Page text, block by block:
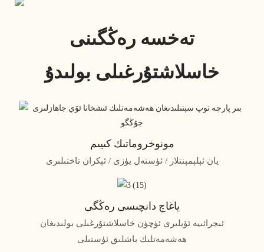
تەخسە رەڭگىنى
خاسلاشتۇرغىلى بولىدۇ
مونوخروماتىك كىيىم
يان ئېلېمېنتلار / ئۈستەل يۈزى / ئېكران تاختىلىرى
ياغاچ دانچىسى رەڭگى
ئىجرائىيە ئۆيلىرى ئۈچۈن خاسلاشتۇرغىلى بولىدىغان
ھەشەمەتلىك باشلىق ئۈستىلى